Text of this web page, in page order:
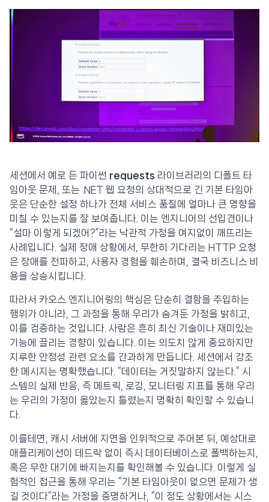
세션에서 예로 든 파이썬 requests 라이브러리의 디폴트 타
임아웃 문제, 또는 .NET 웹 요청의 상대적으로 긴 기본 타임아
웃은 단순한 설정 하나가 전체 서비스 품질에 얼마나 큰 영향을
미칠 수 있는지를 잘 보여줍니다. 이는 엔지니어의 선입견이나
“설마 이렇게 되겠어?”라는 낙관적 가정을 여지없이 깨뜨리는
사례입니다. 실제 장애 상황에서, 무한히 기다리는 HTTP 요청
은 장애를 전파하고, 사용자 경험을 훼손하며, 결국 비즈니스 비
용을 상승시킵니다.
따라서 카오스 엔지니어링의 핵심은 단순히 결함을 주입하는
행위가 아니라, 그 과정을 통해 우리가 숨겨둔 가정을 밝히고,
이를 검증하는 것입니다. 사람은 흔히 최신 기술이나 재미있는
기능에 끌리는 경향이 있습니다. 이는 의도치 않게 중요하지만
지루한 안정성 관련 요소를 간과하게 만듭니다. 세션에서 강조
한 메시지는 명확했습니다. “데이터는 거짓말하지 않는다.” 시
스템의 실제 반응, 즉 메트릭, 로깅, 모니터링 지표를 통해 우리
는 우리의 가정이 옳았는지 틀렸는지 명확히 확인할 수 있습니
다.
이를테면, 캐시 서버에 지연을 인위적으로 주어본 뒤, 예상대로
애플리케이션이 데드락 없이 즉시 데이터베이스로 폴백하는지,
혹은 무한 대기에 빠지는지를 확인해볼 수 있습니다. 이렇게 실
험적인 접근을 통해 우리는 “기본 타임아웃이 없으면 문제가 생
길 것이다”라는 가정을 증명하거나, “이 정도 상황에서는 시스